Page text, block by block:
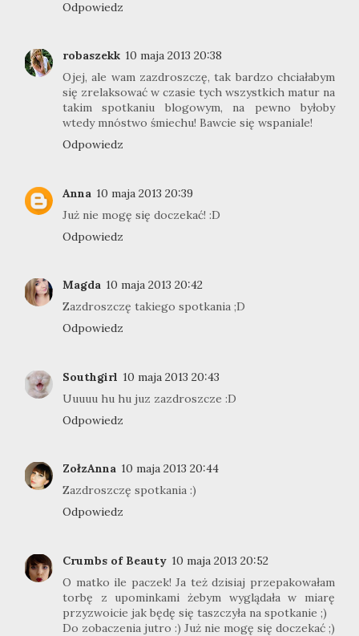
Odpowiedz
robaszekk 10 maja 2013 20:38
Ojej, ale wam zazdroszczę, tak bardzo chciałabym
się zrelaksować w czasie tych wszystkich matur na
takim spotkaniu blogowym, na pewno byłoby
wtedy mnóstwo śmiechu! Bawcie się wspaniale!
Odpowiedz
Anna 10 maja 2013 20:39
Już nie mogę się doczekać! :D
Odpowiedz
Magda 10 maja 2013 20:42
Zazdroszczę takiego spotkania ;D
Odpowiedz
Southgirl 10 maja 2013 20:43
Uuuuu hu hu juz zazdroszcze :D
Odpowiedz
ZołzAnna 10 maja 2013 20:44
Zazdroszczę spotkania :)
Odpowiedz
Crumbs of Beauty 10 maja 2013 20:52
O matko ile paczek! Ja też dzisiaj przepakowałam
torbę z upominkami żebym wyglądała w miarę
przyzwoicie jak będę się taszczyła na spotkanie ;)
Do zobaczenia jutro :) Już nie mogę się doczekać ;)